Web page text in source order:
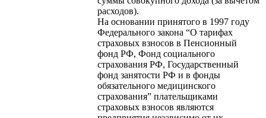
расходов).
На основании принятого в 1997 году
Федерального закона “О тарифах
страховых взносов в Пенсионный
фонд РФ, Фонд социального
страхования РФ, Государственный
фонд занятости РФ и в фонды
обязательного медицинского
страхования” плательщиками
страховых взносов являются